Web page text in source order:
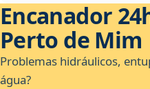
Encanador
Perto de Mim
Problemas hidráulicos,
água?